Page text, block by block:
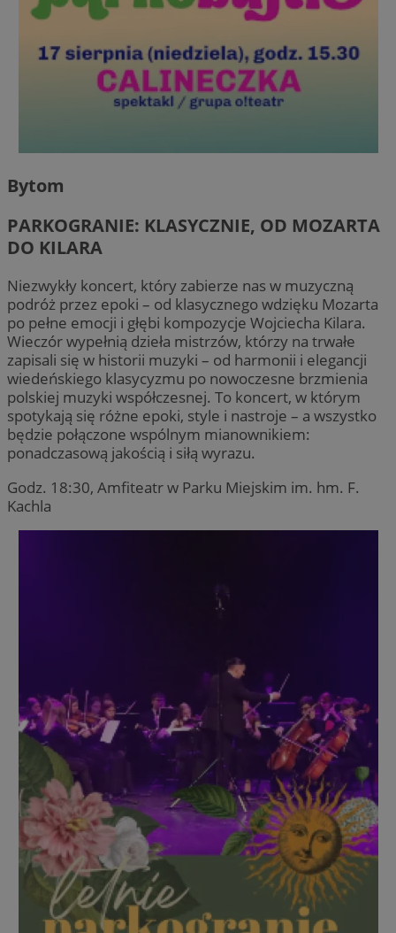
Bytom
PARKOGRANIE: KLASYCZNIE, OD MOZARTA
DO KILARA
Niezwykły koncert, który zabierze nas w muzyczną
podróż przez epoki – od klasycznego wdzięku Mozarta
po pełne emocji i głębi kompozycje Wojciecha Kilara.
Wieczór wypełnią dzieła mistrzów, którzy na trwałe
zapisali się w historii muzyki – od harmonii i elegancji
wiedeńskiego klasycyzmu po nowoczesne brzmienia
polskiej muzyki współczesnej. To koncert, w którym
spotykają się różne epoki, style i nastroje – a wszystko
będzie połączone wspólnym mianownikiem:
ponadczasową jakością i siłą wyrazu.
Godz. 18:30, Amfiteatr w Parku Miejskim im. hm. F.
Kachla